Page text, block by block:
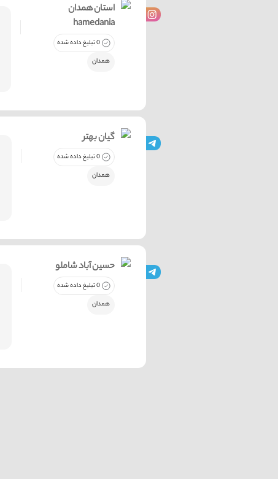
استان همدان
hamedania
0 تبلیغ داده شده
همدان
گیان بهتر
0 تبلیغ داده شده
همدان
حسین آباد شاملو
0 تبلیغ داده شده
همدان